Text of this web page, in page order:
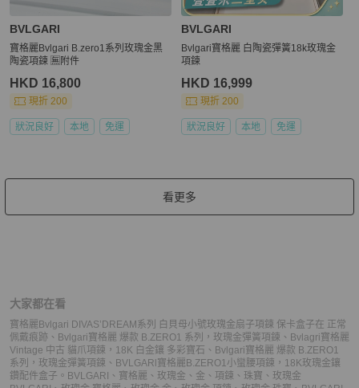
BVLGARI
寶格麗Bvlgari B.zero1系列玫瑰金黑
陶瓷項鍊 🈚附件
HKD 16,800
現折 200
狀況良好 本地 免運
BVLGARI
Bvlgari寶格麗 白陶瓷彈簧18k玫瑰金
項鍊
HKD 16,999
現折 200
狀況良好 本地 免運
看更多
大家都在看
寶格麗Bvlgari DIVAS’DREAM系列 白貝母小號玫瑰金扇子項鍊 保卡盒子在 正常
佩戴痕跡 、 Bvlgari寶格麗 爆款 B.ZERO1 系列，玫瑰金彈簧項鍊 、 Bvlagri寶格麗
Vintage 中古 貓爪項鍊，18K 白金鑲 多彩寶石 、 Bvlgari寶格麗 爆款 B.ZERO1
系列，玫瑰金彈簧項鍊 、 BVLGARl寶格麗B.ZERO1小蠻腰項鍊，18K玫瑰金鑲
鑽配件盒子。 BVLGARI 、 寶格麗 、 玫瑰金 、 金 、 項鍊 、 珠寶 、 玫瑰金